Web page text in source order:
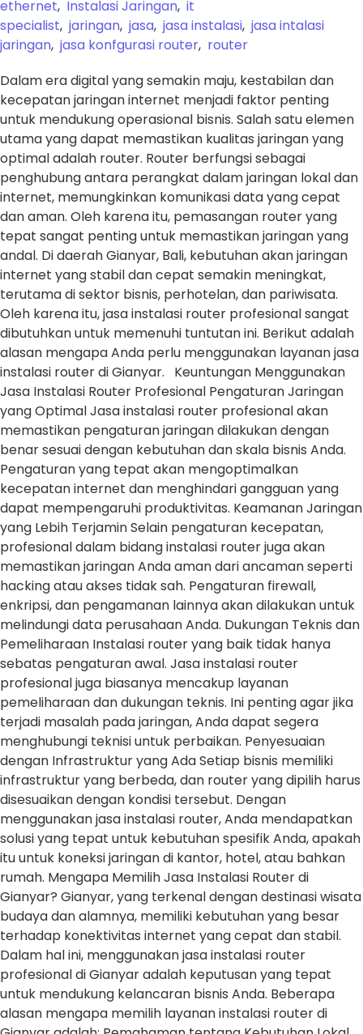
ethernet, Instalasi Jaringan, it
specialist, jaringan, jasa, jasa instalasi, jasa intalasi
jaringan, jasa konfgurasi router, router
Dalam era digital yang semakin maju, kestabilan dan
kecepatan jaringan internet menjadi faktor penting
untuk mendukung operasional bisnis. Salah satu elemen
utama yang dapat memastikan kualitas jaringan yang
optimal adalah router. Router berfungsi sebagai
penghubung antara perangkat dalam jaringan lokal dan
internet, memungkinkan komunikasi data yang cepat
dan aman. Oleh karena itu, pemasangan router yang
tepat sangat penting untuk memastikan jaringan yang
andal. Di daerah Gianyar, Bali, kebutuhan akan jaringan
internet yang stabil dan cepat semakin meningkat,
terutama di sektor bisnis, perhotelan, dan pariwisata.
Oleh karena itu, jasa instalasi router profesional sangat
dibutuhkan untuk memenuhi tuntutan ini. Berikut adalah
alasan mengapa Anda perlu menggunakan layanan jasa
instalasi router di Gianyar. Keuntungan Menggunakan
Jasa Instalasi Router Profesional Pengaturan Jaringan
yang Optimal Jasa instalasi router profesional akan
memastikan pengaturan jaringan dilakukan dengan
benar sesuai dengan kebutuhan dan skala bisnis Anda.
Pengaturan yang tepat akan mengoptimalkan
kecepatan internet dan menghindari gangguan yang
dapat mempengaruhi produktivitas. Keamanan Jaringan
yang Lebih Terjamin Selain pengaturan kecepatan,
profesional dalam bidang instalasi router juga akan
memastikan jaringan Anda aman dari ancaman seperti
hacking atau akses tidak sah. Pengaturan firewall,
enkripsi, dan pengamanan lainnya akan dilakukan untuk
melindungi data perusahaan Anda. Dukungan Teknis dan
Pemeliharaan Instalasi router yang baik tidak hanya
sebatas pengaturan awal. Jasa instalasi router
profesional juga biasanya mencakup layanan
pemeliharaan dan dukungan teknis. Ini penting agar jika
terjadi masalah pada jaringan, Anda dapat segera
menghubungi teknisi untuk perbaikan. Penyesuaian
dengan Infrastruktur yang Ada Setiap bisnis memiliki
infrastruktur yang berbeda, dan router yang dipilih harus
disesuaikan dengan kondisi tersebut. Dengan
menggunakan jasa instalasi router, Anda mendapatkan
solusi yang tepat untuk kebutuhan spesifik Anda, apakah
itu untuk koneksi jaringan di kantor, hotel, atau bahkan
rumah. Mengapa Memilih Jasa Instalasi Router di
Gianyar? Gianyar, yang terkenal dengan destinasi wisata
budaya dan alamnya, memiliki kebutuhan yang besar
terhadap konektivitas internet yang cepat dan stabil.
Dalam hal ini, menggunakan jasa instalasi router
profesional di Gianyar adalah keputusan yang tepat
untuk mendukung kelancaran bisnis Anda. Beberapa
alasan mengapa memilih layanan instalasi router di